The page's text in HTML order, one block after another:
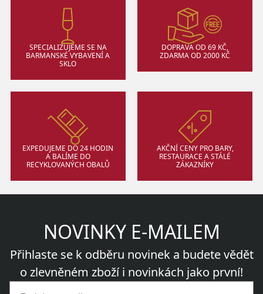
SPECIALIZUJEME SE NA
BARMANSKÉ VYBAVENÍ A
SKLO
DOPRAVA OD 69 KČ,
ZDARMA OD 2000 KČ
EXPEDUJEME DO 24 HODIN
A BALÍME DO
RECYKLOVANÝCH OBALŮ
AKČNÍ CENY PRO BARY,
RESTAURACE A STÁLÉ
ZÁKAZNÍKY
NOVINKY E-MAILEM
Přihlaste se k odběru novinek a budete vědět
o zlevněném zboží i novinkách jako první!